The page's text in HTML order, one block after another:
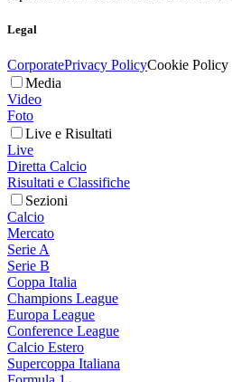
Legal
CorporatePrivacy PolicyCookie Policy
Media
Video
Foto
Live e Risultati
Live
Diretta Calcio
Risultati e Classifiche
Sezioni
Calcio
Mercato
Serie A
Serie B
Coppa Italia
Champions League
Europa League
Conference League
Calcio Estero
Supercoppa Italiana